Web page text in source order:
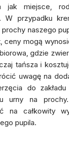
jak miejsce,
W przypadku
naszego
ceny mogą
gdzie
tańsza i
uwagę na
do
urny na
na całkowity
pupila.